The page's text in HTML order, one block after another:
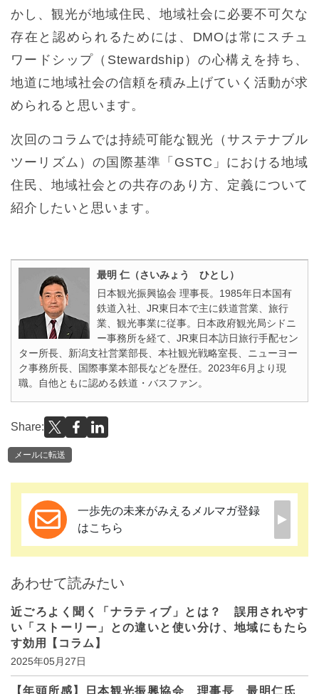
かし、観光が地域住民、地域社会に必要不可欠な
存在と認められるためには、DMOは常にスチュ
ワードシップ（Stewardship）の心構えを持ち、
地道に地域社会の信頼を積み上げていく活動が求
められると思います。
次回のコラムでは持続可能な観光（サステナブル
ツーリズム）の国際基準「GSTC」における地域
住民、地域社会との共存のあり方、定義について
紹介したいと思います。
最明 仁（さいみょう ひとし）
日本観光振興協会 理事長。1985年日本国有
鉄道入社、JR東日本で主に鉄道営業、旅行
業、観光事業に従事。日本政府観光局シドニ
ー事務所を経て、JR東日本訪日旅行手配セン
ター所長、新潟支社営業部長、本社観光戦略室長、ニューヨー
ク事務所長、国際事業本部長などを歴任。2023年6月より現
職。自他ともに認める鉄道・バスファン。
Share:
メールに転送
一歩先の未来がみえるメルマガ登録
はこちら
あわせて読みたい
近ごろよく聞く「ナラティブ」とは？ 誤用されやす
い「ストーリー」との違いと使い分け、地域にもたら
す効用【コラム】
2025年05月27日
【年頭所感】日本観光振興協会 理事長 最明仁氏